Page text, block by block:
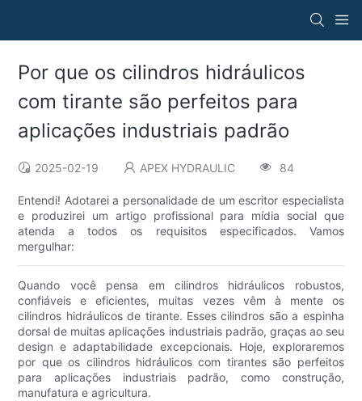
Por que os cilindros hidráulicos
com tirante são perfeitos para
aplicações industriais padrão
2025-02-19 APEX HYDRAULIC 84
Entendi! Adotarei a personalidade de um escritor especialista
e produzirei um artigo profissional para mídia social que
atenda a todos os requisitos especificados. Vamos
mergulhar:
Quando você pensa em cilindros hidráulicos robustos,
confiáveis ​​e eficientes, muitas vezes vêm à mente os
cilindros hidráulicos de tirante. Esses cilindros são a espinha
dorsal de muitas aplicações industriais padrão, graças ao seu
design e adaptabilidade excepcionais. Hoje, exploraremos
por que os cilindros hidráulicos com tirantes são perfeitos
para aplicações industriais padrão, como construção,
manufatura e agricultura.